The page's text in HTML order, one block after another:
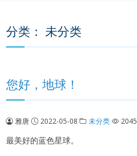
分类： 未分类
您好，地球！
雅唐 2022-05-08 未分类 2045
最美好的蓝色星球。